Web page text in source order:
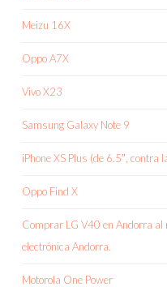
Meizu 16X
Oppo A7X
Vivo X23
Samsung Galaxy Note 9
iPhone XS Plus (de 6.5″, contra
Oppo Find X
Comprar LG V40 en Andorra al
electrónica Andorra.
Motorola One Power